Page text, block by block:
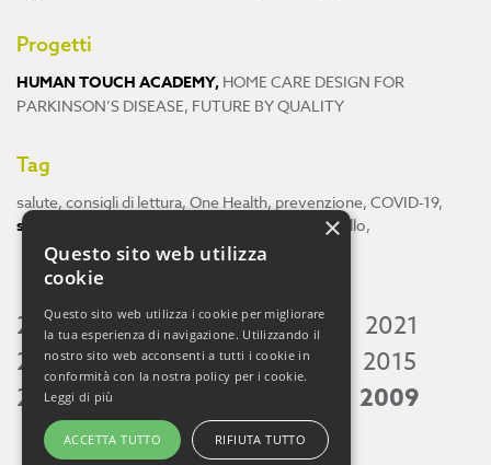
Progetti
HUMAN TOUCH ACADEMY, HOME CARE DESIGN FOR
PARKINSON’S DISEASE, FUTURE BY QUALITY
Tag
salute, consigli di lettura, One Health, prevenzione, COVID-19,
scienza cervello,
2026 2025 2024 2023 2022
2021
2020 2019 2018 2017 2016
2015
2014 2013 2009
×
Questo sito web utilizza
cookie
Questo sito web utilizza i cookie per migliorare
la tua esperienza di navigazione. Utilizzando il
nostro sito web acconsenti a tutti i cookie in
conformità con la nostra policy per i cookie.
Leggi di più
ACCETTA TUTTO RIFIUTA TUTTO